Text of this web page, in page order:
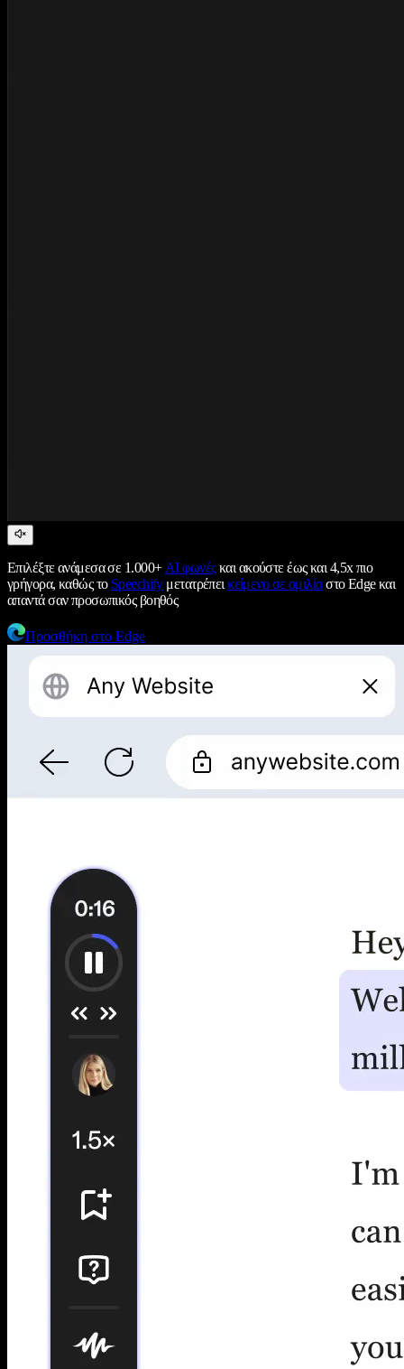
Επιλέξτε ανάμεσα σε 1.000+ AI φωνέςκαι ακούστε έως και 4,5x πιο
γρήγορα, καθώς το Speechifyμετατρέπεικείμενο σε ομιλίαστο Edge και
απαντά σαν προσωπικός βοηθός
Προσθήκη στο Edge